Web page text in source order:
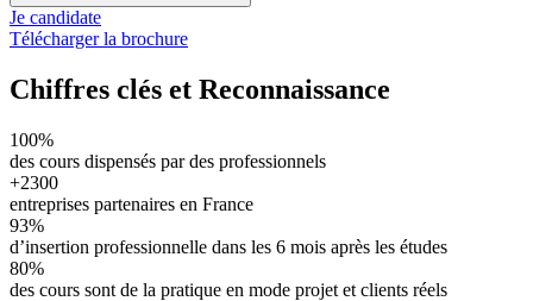
Je candidate
Télécharger la brochure
Chiffres clés et Reconnaissance
100%
des cours dispensés par des professionnels
+2300
entreprises partenaires en France
93%
d’insertion professionnelle dans les 6 mois après les études
80%
des cours sont de la pratique en mode projet et clients réels